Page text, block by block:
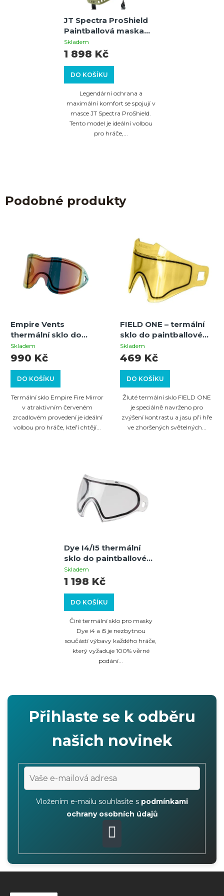
JT Spectra ProShield
Paintballová maska
Thermal Black/Olive
Skladem
DO KOŠÍKU
1 898 Kč
Legendární ochrana a
maximální komfort se spojují v
masce JT Spectra ProShield.
Tento model je ideální volbou
pro hráče,...
Podobné produkty
Empire Vents
thermální sklo do
paintballové masky –
Fire Mirror – náhradní
Skladem
DO KOŠÍKU
990 Kč
Termální sklo Empire Fire Mirror
v atraktivním červeném
zrcadlovém provedení je ideální
volbou pro hráče, kteří chtějí...
FIELD ONE – termální
sklo do paintballové
masky | Yellow | UV
ochrana | Antifog
Skladem
DO KOŠÍKU
469 Kč
Žluté termální sklo FIELD ONE
je speciálně navrženo pro
zvýšení kontrastu a jasu při hře
ve zhoršených světelných...
Dye I4/I5 thermální
sklo do paintballové
masky – Clear –
náhradní sklo pro
Skladem
DO KOŠÍKU
1 198 Kč
Čiré termální sklo pro masky
Dye i4 a i5 je nezbytnou
součástí výbavy každého hráče,
který vyžaduje 100% věrné
podání...
Přihlaste se k odběru
našich novinek
Vložením e-mailu souhlasíte s podmínkami
ochrany osobních údajů
PŘIHLÁSIT
SE